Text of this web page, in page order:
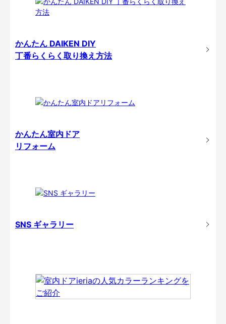
かんたん DAIKEN DIY
丁番らくらく取り換え方法
かんたん室内ドア
リフォーム
SNS ギャラリー